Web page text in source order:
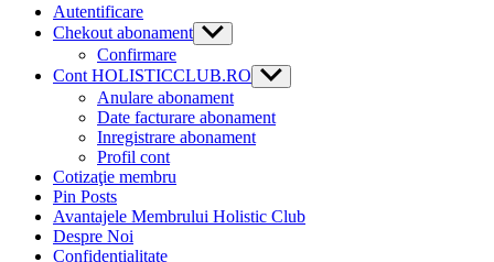
Autentificare
Chekout abonament Show
sub
Confirmare
Cont HOLISTICCLUB.RO Show
sub
Anulare abonament
Date facturare abonament
Inregistrare abonament
Profil cont
Cotizaţie membru
Pin Posts
Avantajele Membrului Holistic Club
Despre Noi
Confidentialitate